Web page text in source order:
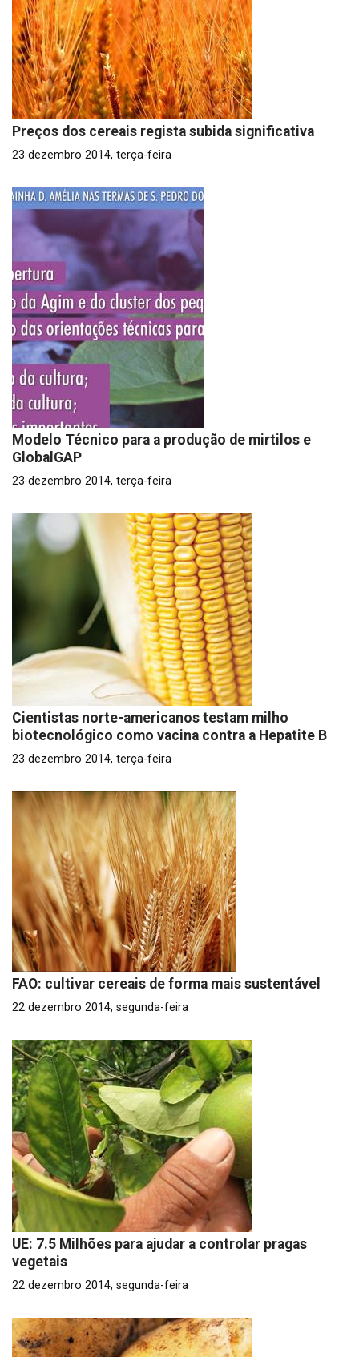
Preços dos cereais regista subida significativa
23 dezembro 2014, terça-feira
Modelo Técnico para a produção de mirtilos e
GlobalGAP
23 dezembro 2014, terça-feira
Cientistas norte-americanos testam milho
biotecnológico como vacina contra a Hepatite B
23 dezembro 2014, terça-feira
FAO: cultivar cereais de forma mais sustentável
22 dezembro 2014, segunda-feira
UE: 7.5 Milhões para ajudar a controlar pragas
vegetais
22 dezembro 2014, segunda-feira